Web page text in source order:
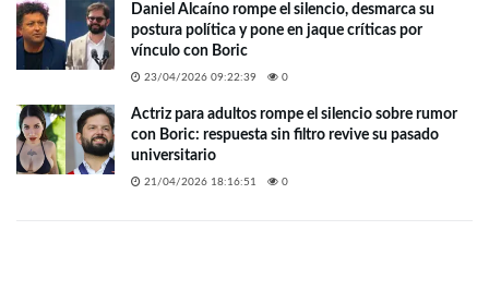
Daniel Alcaíno rompe el silencio, desmarca su
postura política y pone en jaque críticas por
vínculo con Boric
23/04/2026 09:22:39 0
Actriz para adultos rompe el silencio sobre rumor
con Boric: respuesta sin filtro revive su pasado
universitario
21/04/2026 18:16:51 0